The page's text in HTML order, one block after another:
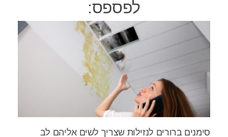
לפספס:
סימנים ברורים לנזילות שצריך לשים אליהם לב